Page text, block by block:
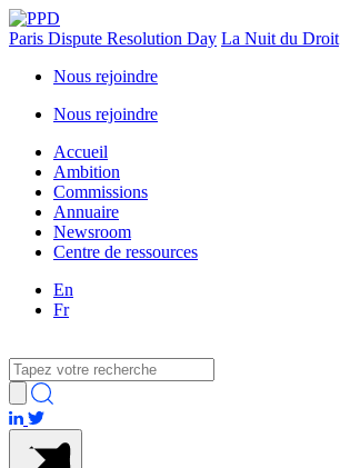
Paris Dispute Resolution Day La Nuit du Droit
Nous rejoindre
Nous rejoindre
Accueil
Ambition
Commissions
Annuaire
Newsroom
Centre de ressources
En
Fr